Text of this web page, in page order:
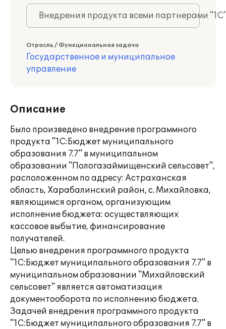
Внедрения продукта всеми партнерами
Отрасль / Функциональная задача
Государственное и муниципальное
управление
Описание
Было произведено внедрение программного
продукта "1С:Бюджет муниципального
образования 7.7" в муниципальном
образовании "Пологазаймищенский сельсовет",
расположенном по адресу: Астраханская
область, Харабалинский район, с. Михайловка,
являющимся органом, организующим
исполнение бюджета: осуществляющих
кассовое выбытие, финансирование
получателей.
Целью внедрения программного продукта
"1С:Бюджет муниципального образования 7.7" в
муниципальном образовании "Михайловский
сельсовет" является автоматизация
документооборота по исполнению бюджета.
Задачей внедрения программного продукта
"1С:Бюджет муниципального образования 7.7" в